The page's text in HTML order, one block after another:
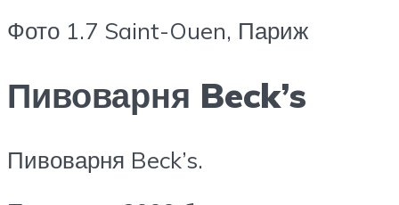
Фото 1.7 Saint-Ouen, Париж
Пивоварня Beck’s
Пивоварня Beck’s.